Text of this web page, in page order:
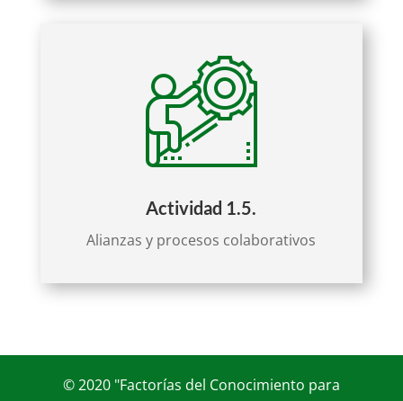
Actividad 1.5.
Alianzas y procesos colaborativos
© 2020 "Factorías del Conocimiento para